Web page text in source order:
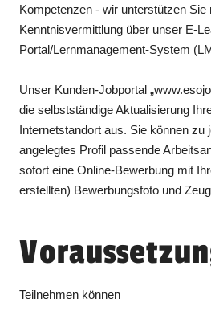
Kompetenzen - wir unterstützen Sie
Kenntnisvermittlung über unser E-
Portal/Lernmanagement-System
Unser Kunden-Jobportal
die selbstständige Aktualisierung
Internetstandort aus. Sie können zu
angelegtes Profil passende
sofort eine Online-Bewerbung mit
erstellten) Bewerbungsfoto und
Teilnehmen können